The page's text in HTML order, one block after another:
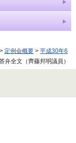
> 定例会概要 > 平成30年6
弁全文（齊藤邦明議員）